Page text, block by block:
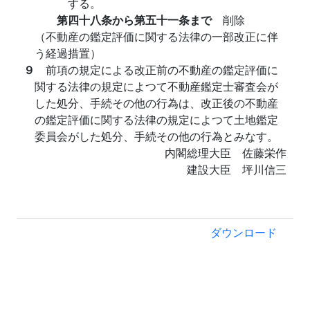
第四十八条から第五十一条まで 削除
（不動産の鑑定評価に関する法律の一部改正に伴
う経過措置）
９ 前項の規定による改正前の不動産の鑑定評価に
関する法律の規定によつて不動産鑑定士審査会が
した処分、手続その他の行為は、改正後の不動産
の鑑定評価に関する法律の規定によつて土地鑑定
委員会がした処分、手続その他の行為とみなす。
内閣総理大臣 佐藤栄作
建設大臣 坪川信三
ダウンロード